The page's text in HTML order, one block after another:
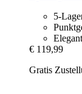
5-
€ 119,99
Gratis